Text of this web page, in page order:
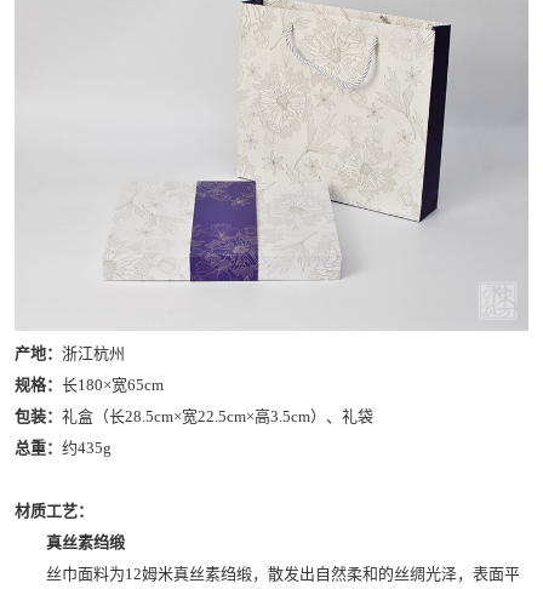
产地： 浙江杭州
规格： 长180×宽65cm
包装： 礼盒（长28.5cm×宽22.5cm×高3.5cm）、礼袋
总重： 约435g
材质工艺：
真丝素绉缎
丝巾面料为12姆米真丝素绉缎，散发出自然柔和的丝绸光泽，表面平